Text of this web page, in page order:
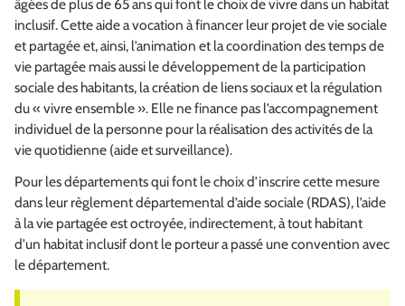
âgées de plus de 65 ans qui font le choix de vivre dans un habitat
inclusif. Cette aide a vocation à financer leur projet de vie sociale
et partagée et, ainsi, l’animation et la coordination des temps de
vie partagée mais aussi le développement de la participation
sociale des habitants, la création de liens sociaux et la régulation
du « vivre ensemble ». Elle ne finance pas l’accompagnement
individuel de la personne pour la réalisation des activités de la
vie quotidienne (aide et surveillance).
Pour les départements qui font le choix d’inscrire cette mesure
dans leur règlement départemental d’aide sociale (RDAS), l’aide
à la vie partagée est octroyée, indirectement, à tout habitant
d'un habitat inclusif dont le porteur a passé une convention avec
le département.